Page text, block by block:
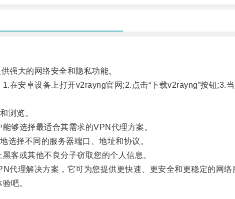
大的网络安全和隐私功能。
安卓设备上打开v2rayng官网;2.点击“下载v2rayng”按钮;3.
浏览。
选择最适合其需求的VPN代理方案。
择不同的服务器端口、地址和协议。
或其他不良分子窃取您的个人信息。
理解决方案，它可为您提供更快速、更安全和更稳定的网络
吧。